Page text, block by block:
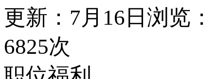
更新：7月16日 浏览：
6825次